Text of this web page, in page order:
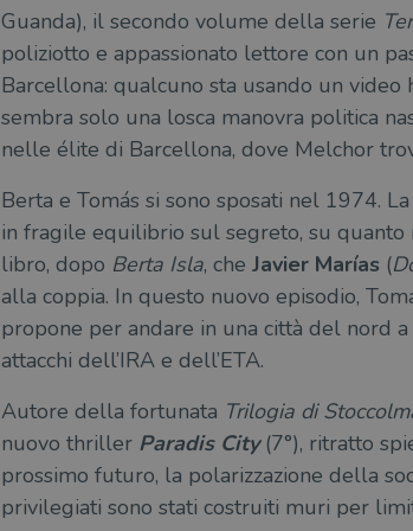
Guanda), il secondo volume della serie
poliziotto e appassionato lettore con un
Barcellona: qualcuno sta usando un
sembra solo una losca manovra politica
nelle élite di Barcellona, dove Melchor
Berta e Tomás si sono sposati nel 1974.
in fragile equilibrio sul segreto, su quanto
libro, dopo Berta Isla, che Javier Marías (
alla coppia. In questo nuovo episodio,
propone per andare in una città del nord
attacchi dell’IRA e dell’ETA.
Autore della fortunata Trilogia di
nuovo thriller Paradis City(7°), ritratto
prossimo futuro, la polarizzazione della
privilegiati sono stati costruiti muri per